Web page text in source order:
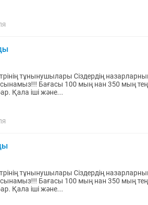
тұнынушылары Сіздердің
мың теңге аралығындағы
фильтрлерімізді бар. Қала іші және...
тұнынушылары Сіздердің
мың теңге аралығындағы
фильтрлерімізді бар. Қала іші және...